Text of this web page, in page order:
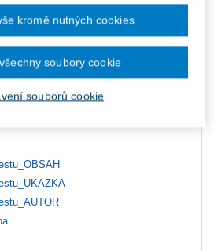
od 1.8. do 21.8. z technických
daňové doklady. Budou vám
mailem.
souborů cookie
kromě nutných cookies
soubory cookie